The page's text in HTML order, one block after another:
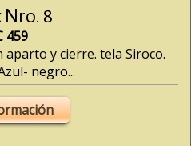
Nro. 8
459
y cierre. tela Siroco.
negro...